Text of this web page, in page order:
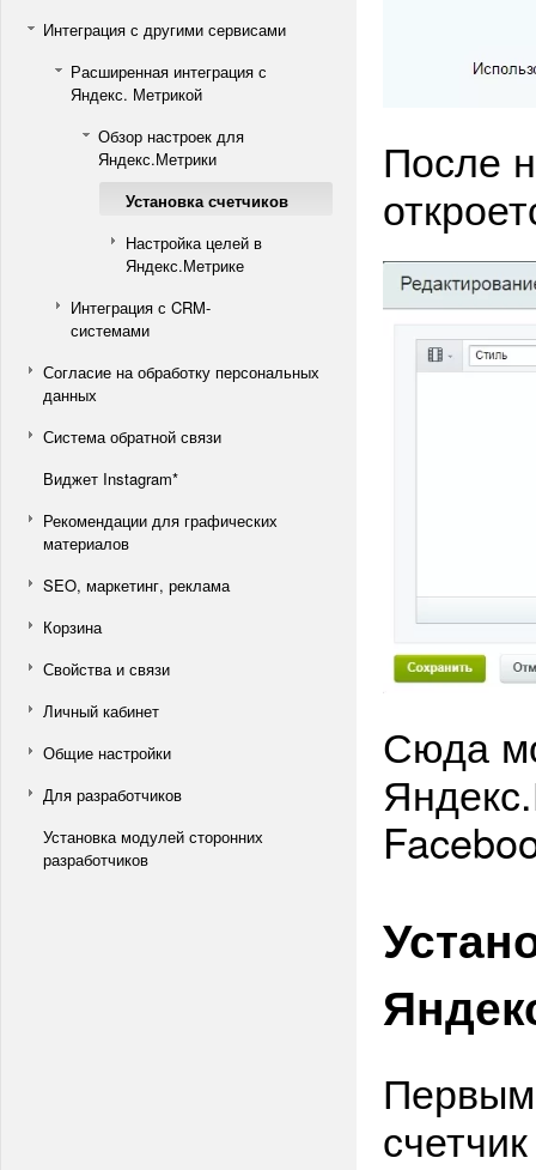
Интеграция с другими сервисами
Расширенная интеграция с
Яндекс. Метрикой
Обзор настроек для
Яндекс.Метрики
Установка счетчиков
Настройка целей в
Яндекс.Метрике
Интеграция с CRM-
системами
Согласие на обработку персональных
данных
Система обратной связи
Виджет Instagram*
Рекомендации для графических
материалов
SEO, маркетинг, реклама
Корзина
Свойства и связи
Личный кабинет
Общие настройки
Для разработчиков
Установка модулей сторонних
разработчиков
После
Сюда